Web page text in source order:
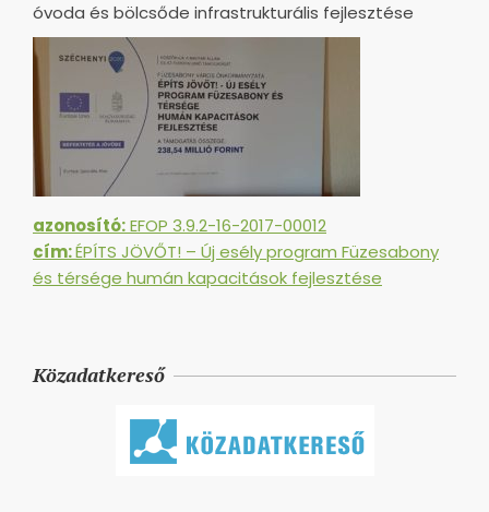
óvoda és bölcsőde infrastrukturális fejlesztése
azonosító:EFOP 3.9.2-16-2017-00012
cím:ÉPÍTS JÖVŐT! – Új esély program Füzesabony
és térsége humán kapacitások fejlesztése
Közadatkereső